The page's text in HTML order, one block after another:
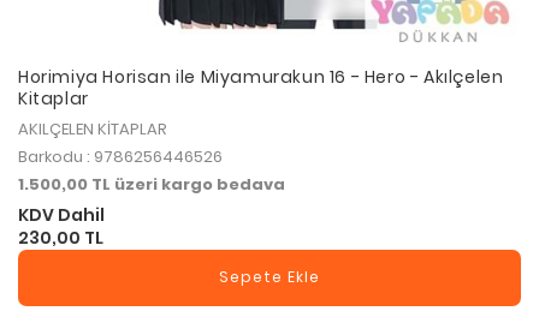
Horimiya Horisan ile Miyamurakun 16 - Hero - Akılçelen
Kitaplar
AKILÇELEN KİTAPLAR
Barkodu : 9786256446526
1.500,00 TL üzeri kargo bedava
KDV Dahil
230,00 TL
Sepete Ekle